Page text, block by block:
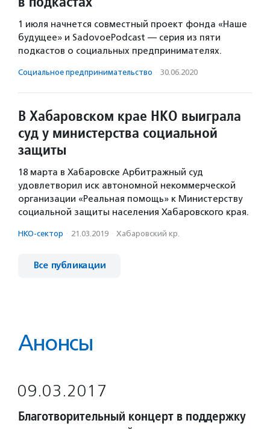
1 июля начнется совместный проект фонда «Наше
будущее» и SadovoePodcast — серия из пяти
подкастов о социальных предпринимателях.
Социальное предпри­нима­тель­ство · 30.06.2020
В Хабаровском крае НКО выиграла
суд у министерства социальной
защиты
18 марта в Хабаровске Арбитражный суд
удовлетворил иск автономной некоммерческой
организации «Реальная помощь» к Министерству
социальной защиты населения Хабаровского края.
НКО-сектор · 21.03.2019 · Хабаровский кр.
Все публикации
Анонсы
09.03.2017
Благотворительный концерт в поддержку